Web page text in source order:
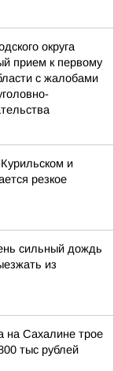
округа
прием к первому
с жалобами
и
резкое
сильный дождь
из
на Сахалине трое
тыс рублей